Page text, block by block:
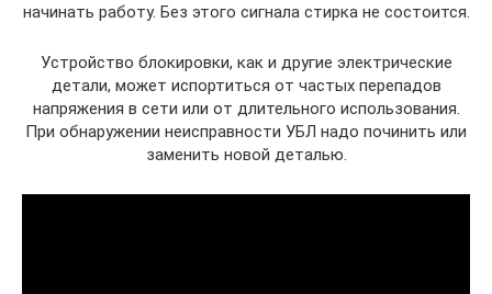
начинать работу. Без этого сигнала стирка не состоится.
Устройство блокировки, как и другие электрические
детали, может испортиться от частых перепадов
напряжения в сети или от длительного использования.
При обнаружении неисправности УБЛ надо починить или
заменить новой деталью.